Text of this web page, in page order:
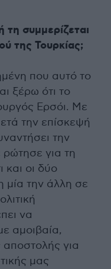
συμμερίζεται
της Τουρκίας;
που αυτό το
ξέρω ότι το
Ερσόι. Με
την επίσκεψή
την
ρώτησε για τη
και οι δύο
μία την άλλη σε
να
αμοιβαία,
για
μας